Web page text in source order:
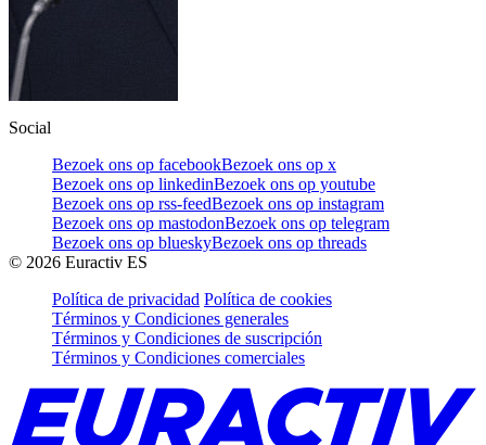
Social
Bezoek ons op facebookBezoek ons op x
Bezoek ons op linkedinBezoek ons op youtube
Bezoek ons op rss-feedBezoek ons op instagram
Bezoek ons op mastodonBezoek ons op telegram
Bezoek ons op blueskyBezoek ons op threads
© 2026 Euractiv ES
Política de privacidad Política de cookies
Términos y Condiciones generales
Términos y Condiciones de suscripción
Términos y Condiciones comerciales